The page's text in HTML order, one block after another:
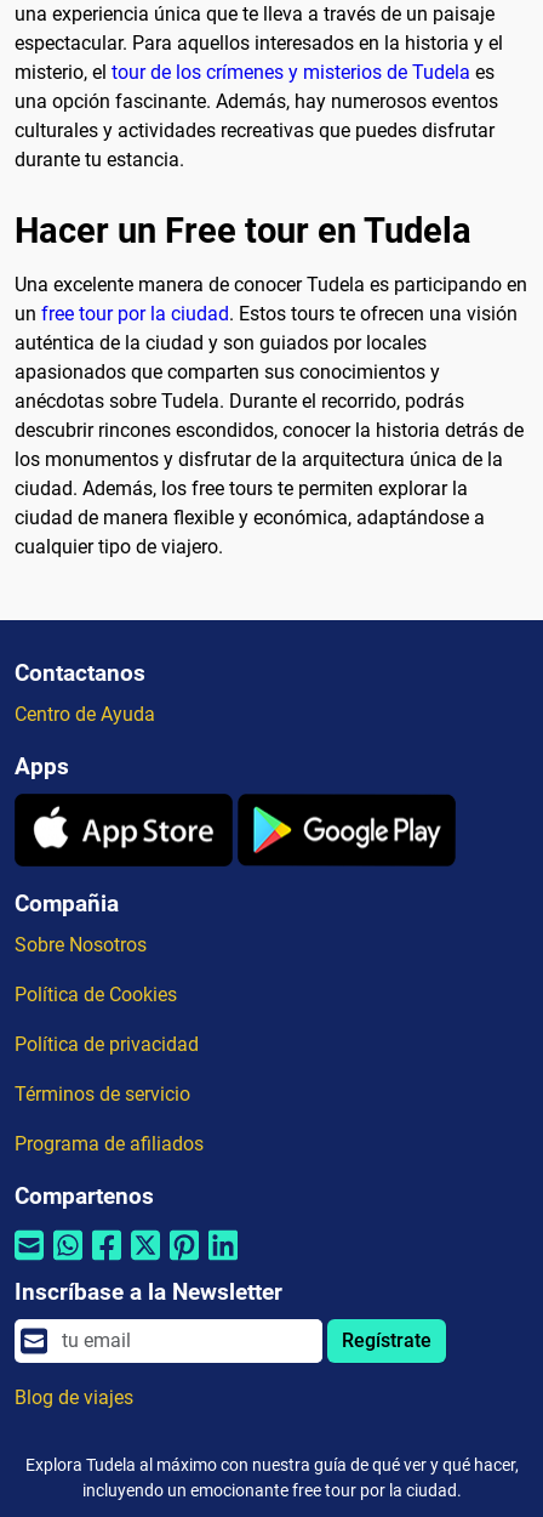
una experiencia única que te lleva a través de un paisaje
espectacular. Para aquellos interesados en la historia y el
misterio, el tour de los crímenes y misterios de Tudela es
una opción fascinante. Además, hay numerosos eventos
culturales y actividades recreativas que puedes disfrutar
durante tu estancia.
Hacer un Free tour en Tudela
Una excelente manera de conocer Tudela es participando en
un free tour por la ciudad. Estos tours te ofrecen una visión
auténtica de la ciudad y son guiados por locales
apasionados que comparten sus conocimientos y
anécdotas sobre Tudela. Durante el recorrido, podrás
descubrir rincones escondidos, conocer la historia detrás de
los monumentos y disfrutar de la arquitectura única de la
ciudad. Además, los free tours te permiten explorar la
ciudad de manera flexible y económica, adaptándose a
cualquier tipo de viajero.
Contactanos
Centro de Ayuda
Apps
Compañia
Sobre Nosotros
Política de Cookies
Política de privacidad
Términos de servicio
Programa de afiliados
Compartenos
Inscríbase a la Newsletter
Regístrate
Blog de viajes
Explora Tudela al máximo con nuestra guía de qué ver y qué hacer,
incluyendo un emocionante free tour por la ciudad.